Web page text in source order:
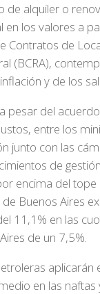
alquiler o
los valores a
Contratos de
(BCRA),
y de los
a pesar del
entre los
junto con las
de
encima del tope
Buenos Aires
11,1% en las
de un 7,5%.
aplicarán
en las naftas